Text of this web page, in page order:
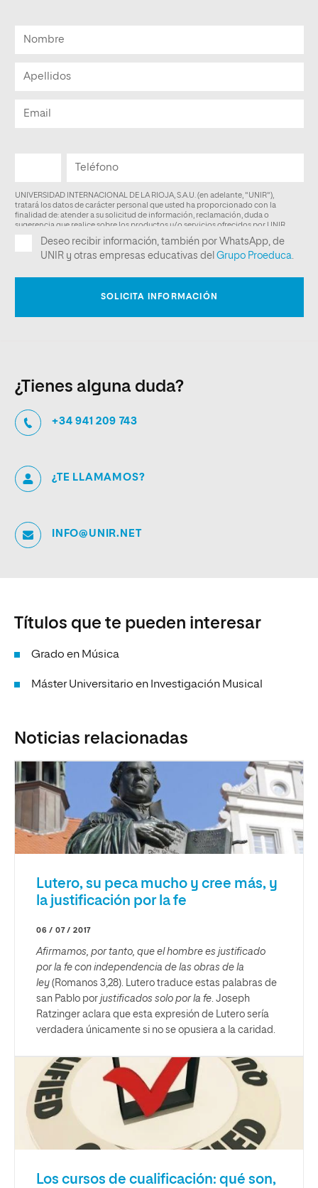
¿Tienes alguna duda?
+34 941 209 743
¿TE LLAMAMOS?
INFO@UNIR.NET
Títulos que te pueden interesar
Grado en Música
Máster Universitario en Investigación Musical
Noticias relacionadas
Lutero, su peca mucho y cree más, y
la justificación por la fe
06 / 07 / 2017
Afirmamos, por tanto, que el hombre es justificado
por la fe con independencia de las obras de la
ley (Romanos 3,28). Lutero traduce estas palabras de
san Pablo por justificados solo por la fe. Joseph
Ratzinger aclara que esta expresión de Lutero sería
verdadera únicamente si no se opusiera a la caridad.
Los cursos de cualificación: qué son,